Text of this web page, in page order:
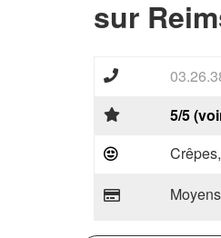
sur
5/5